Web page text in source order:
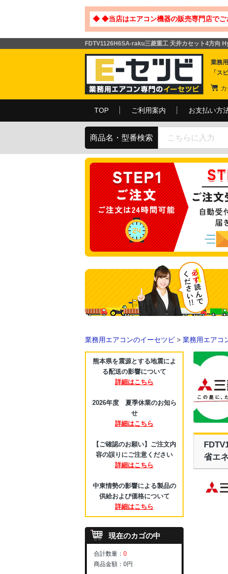
◆ ◆当店はエアコン機器の販売専門店でご
FDTV1126H6SA-raku三菱重工 天井カセット4方向
業務
「ス
TOP ご利用案内 お支払い方
商品名・型番検索
業務用エアコンのイーセツビ > 業務用エアコ
省エ
熊本県を震源とする地震によ
る配送の影響について
詳細はこちら
2026年度 夏季休業のお知ら
せ
詳細はこちら
【ご確認のお願い】ご注文内
容の誤りにご注意ください
詳細はこちら
中東情勢の影響による製品の
供給および価格について
詳細はこちら
現在のカゴの中
合計数量： 0
商品金額： 0円